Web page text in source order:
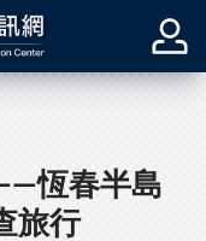
恆春半島
旅行